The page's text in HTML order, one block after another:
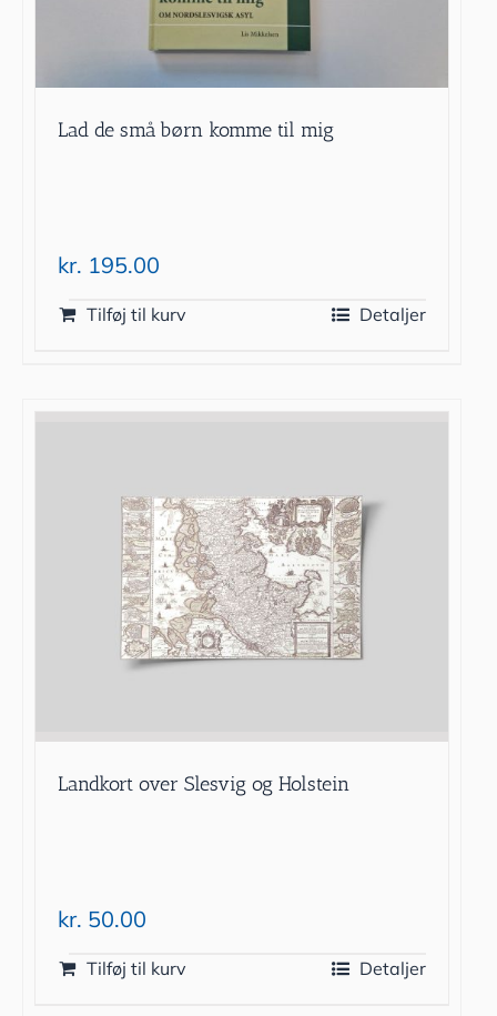
Lad de små børn komme til mig
kr. 195.00
Tilføj til kurv Detaljer
Landkort over Slesvig og Holstein
kr. 50.00
Tilføj til kurv Detaljer